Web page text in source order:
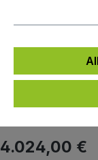
Regulärer Preis:
4.024,00 €